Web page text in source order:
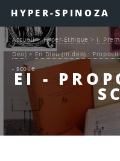
HYPER-SPINOZA
EI -
Accueil>Hyper-Ethique > I.
Deo)>En Dieu (in deo) :
- scolie